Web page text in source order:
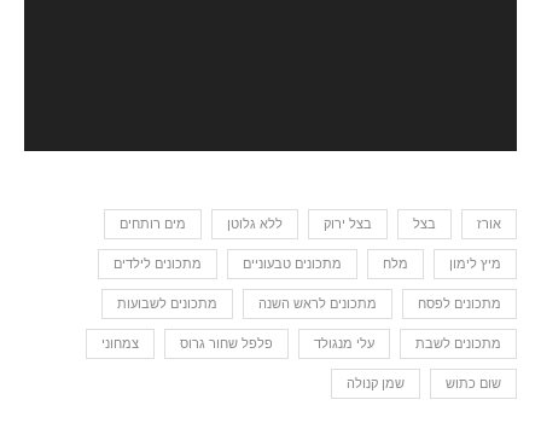
אורז בצל בצל ירוק ללא גלוטן מים רותחים
מיץ לימון מלח מתכונים טבעוניים מתכונים לילדים
מתכונים לפסח מתכונים לראש השנה מתכונים לשבועות
מתכונים לשבת עלי מנגולד פלפל שחור גרוס צמחוני
שום כתוש שמן קנולה